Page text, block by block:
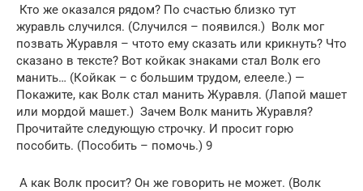
­ Кто же оказался рядом? По счастью близко тут
журавль случился. (Случился – появился.) ­ Волк мог
позвать Журавля – что­то ему сказать или крикнуть? Что
сказано в тексте? Вот кой­как знаками стал Волк его
манить… (Кой­как – с большим трудом, еле­еле.) —
Покажите, как Волк стал манить Журавля. (Лапой машет
или мордой машет.) ­ Зачем Волк манить Журавля?
Прочитайте следующую строчку. И просит горю
пособить. (Пособить – помочь.) 9
­ А как Волк просит? Он же говорить не может. (Волк